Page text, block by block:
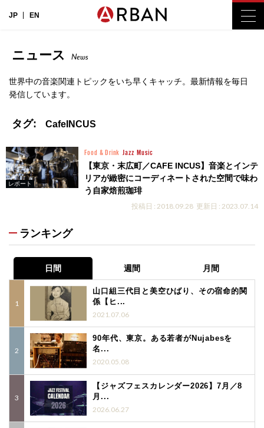
JP EN
ニュース News
世界中の音楽関連トピックをいち早くキャッチ。最新情報を毎日
発信しています。
タグ: CafeINCUS
レポート
Food & Drink Jazz Music
【東京・末広町／CAFE INCUS】音楽とインテ
リアが緻密にコーディネートされた空間で味わ
う自家焙煎珈琲
投稿日 : 2018.09.28 更新日 : 2023.07.14
ランキング
日間 週間 月間
山口組三代目と美空ひばり、その宿命的関
係【ヒ...
2021.07.06
90年代、東京。ある若者がNujabesを
名...
2020.05.08
【ジャズフェスカレンダー2026】7月／8
月...
2026.06.27